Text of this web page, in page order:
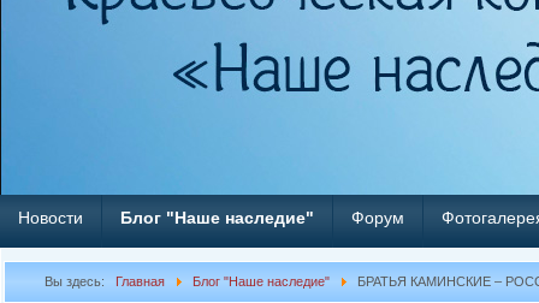
Новости Блог "Наше наследие" Форум
Вы здесь: Главная Блог "Наше наследие" БРАТЬЯ КАМИНСКИЕ –